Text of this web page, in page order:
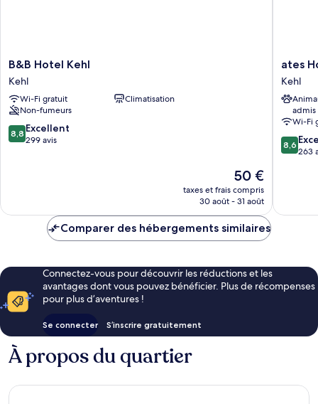
B&B
Hotel
Kehl
Kehl
B&B Hotel Kehl
Kehl
Wi-Fi gratuit
Climatisation
Non-fumeurs
8.8
sur
8,8 Excellent
299 avis
Le
nouveau
prix
de
50 €
taxes et frais compris
30 août - 31 août
ates
Hotel
-
Kehl
Kehl
ates
Kehl
admis
Wi-Fi
8.6
sur
8,6
263
Comparer des hébergements similaires
Connectez-vous pour découvrir les réductions et les
avantages dont vous pouvez bénéficier. Plus de récompenses
pour plus d’aventures !
Se connecter S’inscrire gratuitement
À propos du quartier